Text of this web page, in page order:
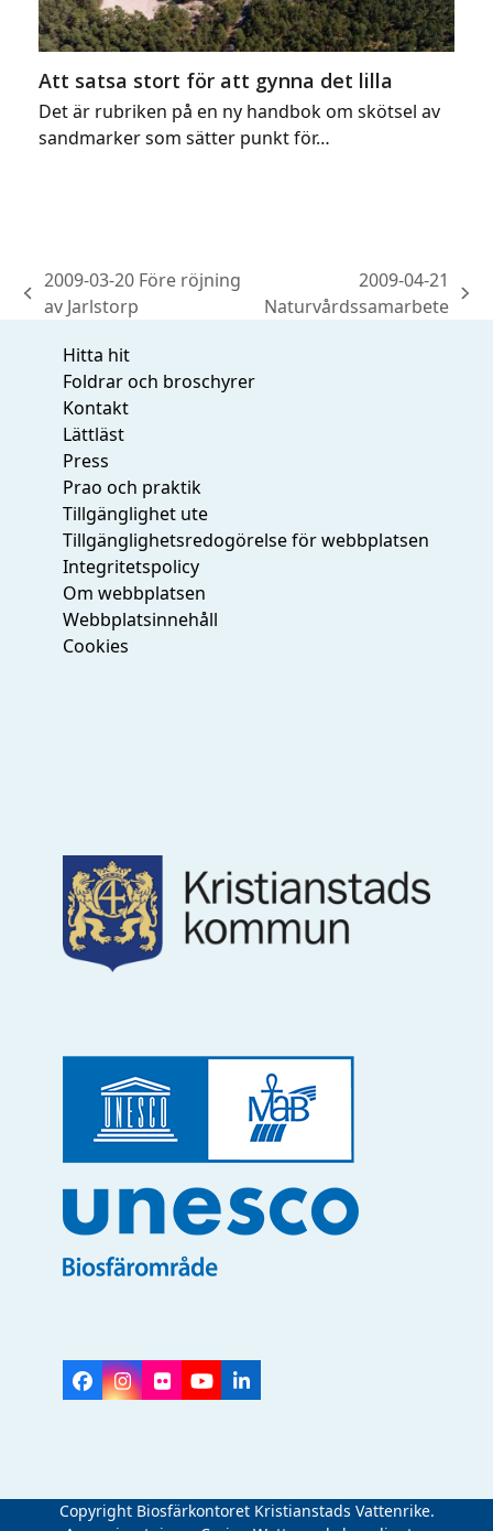
Att satsa stort för att gynna det lilla
Det är rubriken på en ny handbok om skötsel av
sandmarker som sätter punkt för…
previous
2009-03-20 Före röjning
av Jarlstorp
next
2009-04-21
Naturvårdssamarbete
Hitta hit
Foldrar och broschyrer
Kontakt
Lättläst
Press
Prao och praktik
Tillgänglighet ute
Tillgänglighetsredogörelse för webbplatsen
Integritetspolicy
Om webbplatsen
Webbplatsinnehåll
Cookies
Facebook
Instagram
FlickrYouTubeLinkedIn
Copyright Biosfärkontoret Kristianstads Vattenrike.